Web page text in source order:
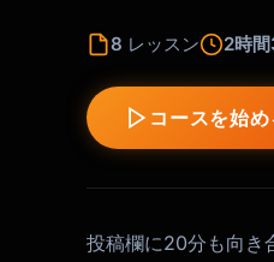
8 レッスン 2時
コースを始め
投稿欄に20分も向き